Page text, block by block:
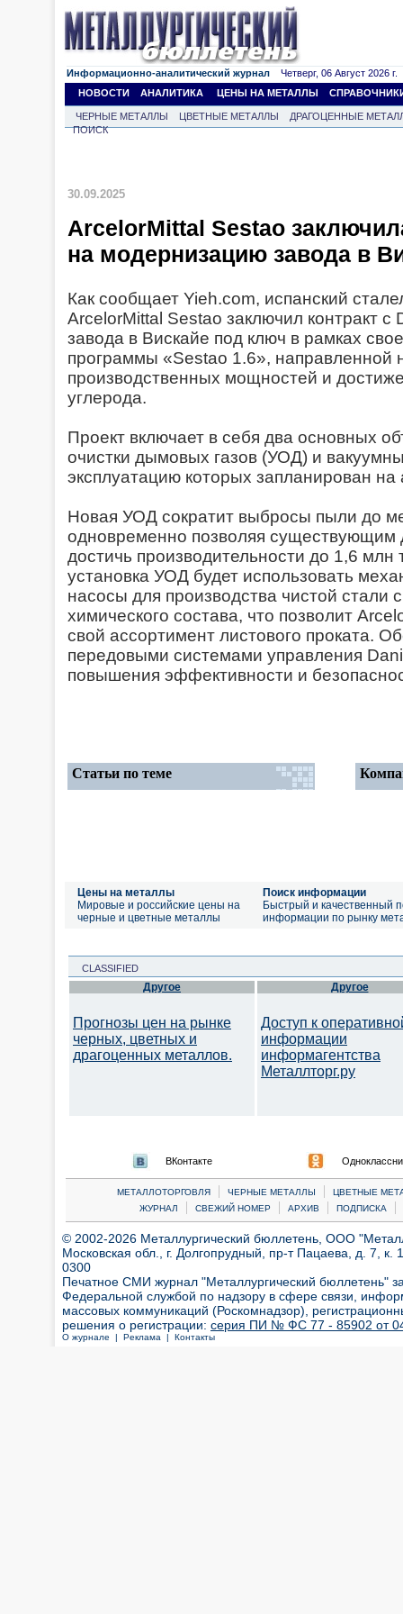
Информационно-аналитический журнал Четверг, 06 Август 2026 г.
НОВОСТИ
АНАЛИТИКА ЦЕНЫ НА МЕТАЛЛЫ
ЧЕРНЫЕ МЕТАЛЛЫ ЦВЕТНЫЕ МЕТАЛЛЫ
ДРАГОЦЕННЫЕ
ПОИСК
30.09.2025
ArcelorMittal Sestao
на модернизацию завода в
Как сообщает Yieh.com, испанский
ArcelorMittal Sestao заключил контракт
завода в Вискайе под ключ в рамках
программы «Sestao 1.6», направленной
производственных мощностей и
углерода.
Проект включает в себя два основных
очистки дымовых газов (УОД) и
эксплуатацию которых запланирован на
Новая УОД сократит выбросы пыли до
одновременно позволяя
достичь производительности до 1,6 млн
установка УОД будет использовать
насосы для производства чистой стали
химического состава, что позволит
свой ассортимент листового проката.
передовыми системами управления
повышения эффективности и
Статьи по теме
Цены на металлы
Мировые и российские цены на
черные и цветные металлы
Поиск информации
Быстрый и качественный
информации по рынку
CLASSIFIED
Другое
Прогнозы цен на рынке
черных, цветных и
драгоценных металлов.
Другое
Доступ к
информации
информагентства
Металлторг.ру
ВКонтакте
МЕТАЛЛОТОРГОВЛЯ | ЧЕРНЫЕ МЕТАЛЛЫ |
ЦВЕТНЫЕ
ЖУРНАЛ
| СВЕЖИЙ НОМЕР | АРХИВ | ПОДПИСКА |
© 2002-2026 Металлургический бюллетень, ООО
Московская обл., г. Долгопрудный, пр-т Пацаева, д. 7,
0300
Печатное СМИ журнал "Металлургический бюллетень"
Федеральной службой по надзору в сфере связи,
массовых коммуникаций (Роскомнадзор),
решения о регистрации: серия ПИ № ФС 77 - 85902 от 04
О журнале | Реклама | Контакты